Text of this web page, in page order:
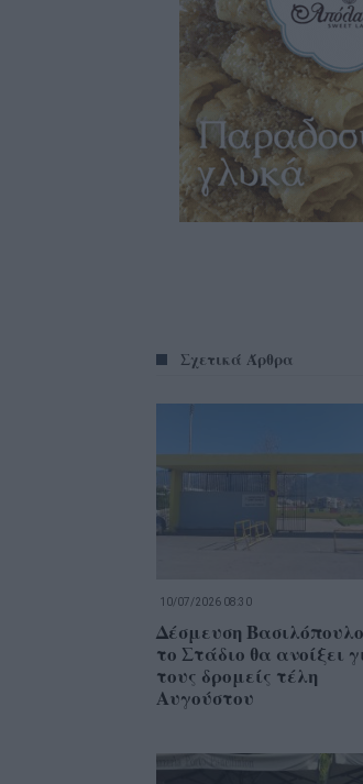
Σχετικά Άρθρα
10/07/2026 08:30
Δέσμευση
το Στάδιο θα ανοίξει
τους δρομείς τέλη
Αυγούστου